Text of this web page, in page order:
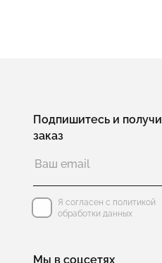
Подпишитесь и
заказ
Я согласен с политикой
обработки данных
Мы в соцсетях